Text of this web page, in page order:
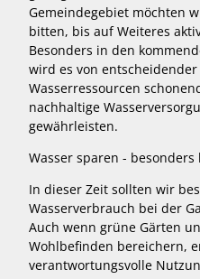
Gemeindegebiet möchten
bitten, bis auf Weiteres
Besonders in den
wird es von
Wasserressourcen
nachhaltige
gewährleisten.
Wasser sparen -
In dieser Zeit sollten wir
Wasserverbrauch bei der
Auch wenn grüne Gärten
Wohlbefinden bereichern,
verantwortungsvolle